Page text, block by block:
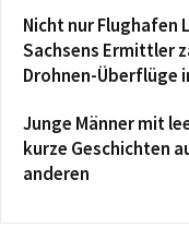
Nicht nur Flughafen
Sachsens Ermittler
Drohnen-Überflüge
Junge Männer mit
kurze Geschichten
anderen